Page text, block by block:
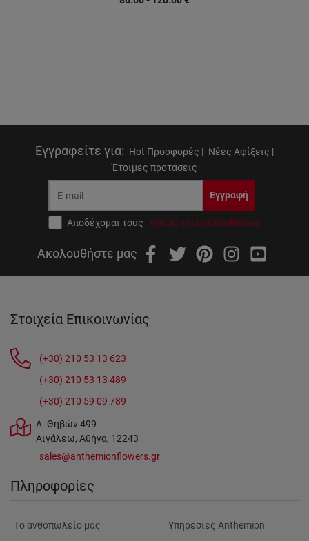
Εγγραφείτε για: Hot Προσφορές | Νέες Αφίξεις |
Έτοιμες προτάσεις
Εγγραφή
Αποδέχομαι τους όρους και προϋποθέσεις
Ακολουθήστε μας
Στοιχεία Επικοινωνίας
(+30) 210 53 13 623
(+30) 210 53 13 489
(+30) 210 59 09 789
Λ. Θηβών 499
Αιγάλεω, Αθήνα, 12243
sales@anthemionflowers.gr
Πληροφορίες
Tο ανθοπωλείο μας
Υπηρεσίες Anthemion